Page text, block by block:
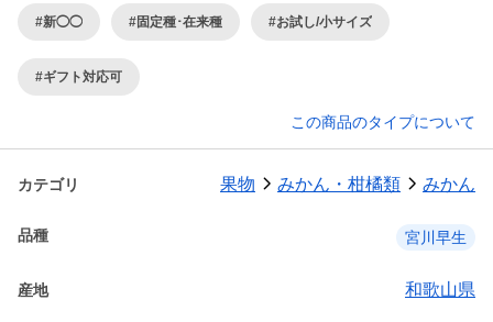
#新◯◯ #固定種･在来種 #お試し/小サイズ
#ギフト対応可
この商品のタイプについて
カテゴリ 果物 みかん・柑橘類 みかん
品種 宮川早生
産地 和歌山県